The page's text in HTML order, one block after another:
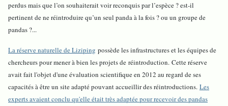
perdus mais que l’on souhaiterait voir reconquis par l’espèce ? est-il
pertinent de ne réintroduire qu’un seul panda à la fois ? ou un groupe de
pandas ?...
La réserve naturelle de Liziping possède les infrastructures et les équipes de
chercheurs pour mener à bien les projets de réintroduction. Cette réserve
avait fait l'objet d'une évaluation scientifique en 2012 au regard de ses
capacités à être un site adapté pouvant accueillir des réintroductions. Les
experts avaient conclu qu'elle était très adaptée pour recevoir des pandas